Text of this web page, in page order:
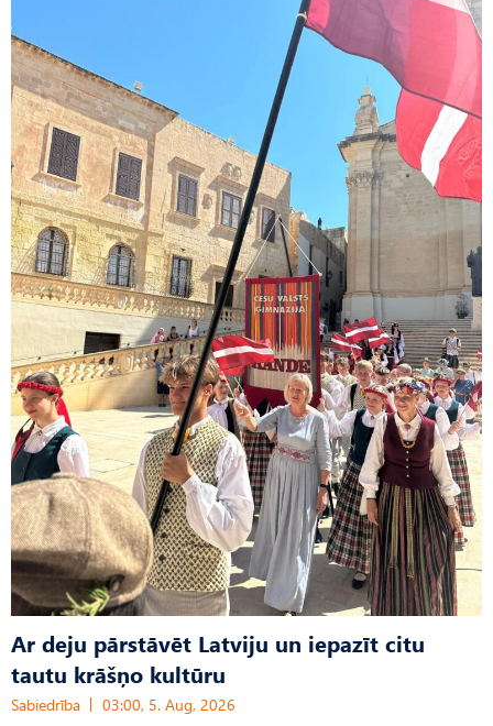
Ar deju pārstāvēt Latviju un iepazīt citu
tautu krāšņo kultūru
Sabiedrība 03:00, 5. Aug, 2026